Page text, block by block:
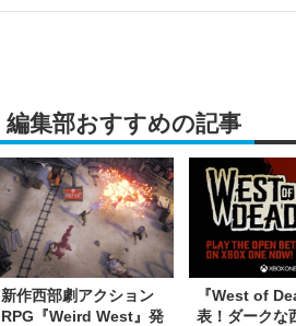
編集部おすすめの記事
新作西部劇アクション
RPG『Weird West』発
『West of
表！ダークな